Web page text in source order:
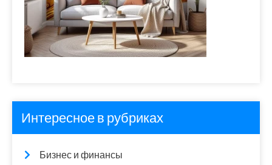
Интересное в рубриках
Бизнес и финансы